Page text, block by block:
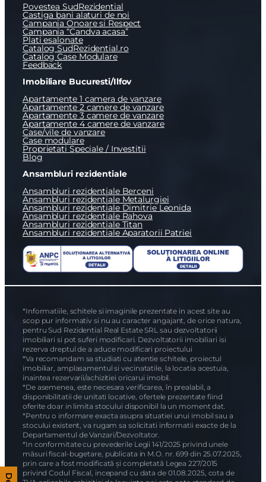
Povestea SudRezidential
Castiga bani alaturi de noi
Campania Onoare si Respect
Campania “Candva acasa”
Plati esalonate
Catalog SudRezidential.ro
Catalog Case Modulare
Feedback
Imobiliare Bucuresti/Ilfov
Apartamente 1 camera de vanzare
Apartamente 2 camere de vanzare
Apartamente 3 camere de vanzare
Apartamente 4 camere de vanzare
Case/vile de vanzare
Case modulare
Proprietati Speciale / Investitii
Blog
Ansambluri rezidentiale
Ansambluri rezidentiale Berceni
Ansambluri rezidentiale Metalurgiei
Ansambluri rezidentiale Dimitrie Leonida
Ansambluri rezidentiale Rahova
Ansambluri rezidentiale Titan
Ansambluri rezidentiale Aparatorii Patriei
*Informatiile, schitele si imaginile prezentate in acest site au
scop pur informativ si nu au caracter angajant, de orice natura,
pentru Sud Rezidential Real Estate SRL sau dezvoltatorii
imobiliari si pot suferi modificari. Dezvoltatorii imobiliari isi
rezerva dreptul de a aduce modificari proiectului
*Va recomandam sa studiati cu atentie schitele, proiectul
imobiliar, amplasamentul si vecinatatile, la locatia acestuia,
inaintea rezervarii/achizitiei oricarui imobil.
*De asemenea, este necesara verificarea, în prealabil, a
disponibilitatii de unitati locative, ofertele prezentate fiind
oferite doar in limita stocului disponibil la un moment dat.
*Pentru o informare exacta asupra situatiei unui imobil sau a
stocului existent, va rugam sa solicitati informatii exacte de la
Departamentul de Vanzari/Dezvoltator.
*In conformitate cu prevederile Legii 141/2025 privind unele
măsuri fiscal-bugetare, publicata in M.O. nr. 699 din 25.07.2025,
prin care a fost modificată și completată Legea 227/2015
privind Codul Fiscal, incepand cu data de 01.08.2025, cota de
Vreau sa fiu contactat
Telefon
Email
Mesaj
SudRezidential.ro